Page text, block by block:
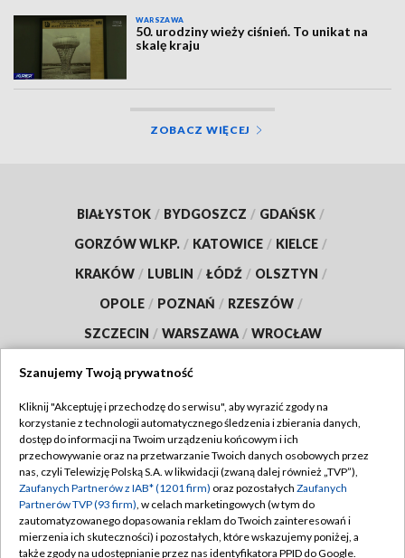
WARSZAWA
50. urodziny wieży ciśnień. To unikat na
skalę kraju
ZOBACZ WIĘCEJ
BIAŁYSTOK / BYDGOSZCZ / GDAŃSK /
GORZÓW WLKP. / KATOWICE / KIELCE /
KRAKÓW / LUBLIN / ŁÓDŹ / OLSZTYN /
OPOLE / POZNAŃ / RZESZÓW /
SZCZECIN / WARSZAWA / WROCŁAW
Dołącz do nas:
TVP
Abonament TVP
Emisja w TVP
Centrum informacji TVP
Regulamin TVP
Polityka prywatności
Moje zgody
Szanujemy Twoją prywatność
Kliknij "Akceptuję i przechodzę do serwisu", aby wyrazić zgody na
korzystanie z technologii automatycznego śledzenia i zbierania danych,
dostęp do informacji na Twoim urządzeniu końcowym i ich
przechowywanie oraz na przetwarzanie Twoich danych osobowych przez
nas, czyli Telewizję Polską S.A. w likwidacji (zwaną dalej również „TVP”),
Zaufanych Partnerów z IAB* (1201 firm) oraz pozostałych Zaufanych
Partnerów TVP (93 firm), w celach marketingowych (w tym do
zautomatyzowanego dopasowania reklam do Twoich zainteresowań i
mierzenia ich skuteczności) i pozostałych, które wskazujemy poniżej, a
także zgody na udostępnianie przez nas identyfikatora PPID do Google.